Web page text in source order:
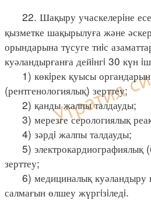
22. Шақыру учаскелерiне
қызметке шақырылуға және
орындарына түсуге тиiс
куәландырғанға дейiнгi 30 күн
1) көкiрек қуысы
(рентгенологиялық) зерттеу;
2) қанды жалпы талдауды;
3) мерезге серологиялық
4) зәрдi жалпы талдауды;
5) электрокардиографиялық
зерттеу;
6) медициналық куәландыру
салмағын өлшеу жүргiзiледi.